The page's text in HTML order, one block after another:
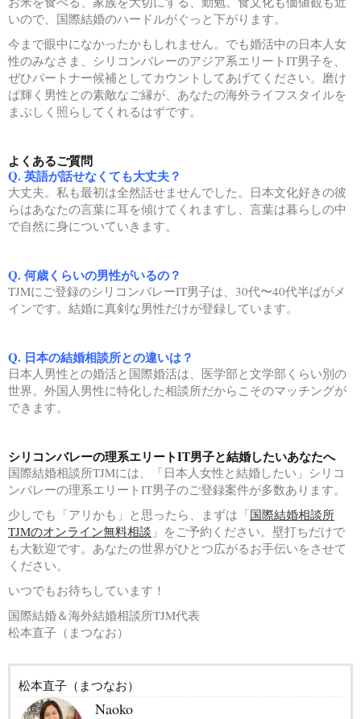
いので、国際結婚のハードルがぐっと下がります。
今まで眼中になかったかもしれません。でも婚活中の日本人女
性のみなさま、シリコンバレーのアジア系エリートIT男子を、
ぜひパートナー候補としてカウントしてあげてください。磨け
ば輝く男性との素敵なご縁が、あなたの海外ライフスタイルを
まぶしく照らしてくれるはずです。
よくあるご質問
Q. 英語が話せなくても大丈夫？
大丈夫。私も最初は全然話せませんでした。日本文化好きの彼
らはあなたの言葉に耳を傾けてくれますし、言葉は暮らしの中
で自然に身についていきます。
Q. 何歳くらいの男性がいるの？
TJMにご登録のシリコンバレーIT男子は、30代〜40代半ばがメ
インです。結婚に真剣な男性だけが登録しています。
Q. 日本の結婚相談所との違いは？
日本人男性との婚活と国際婚活は、医学部と文学部くらい別の
世界。外国人男性に特化した相談所だからこそのマッチングが
できます。
シリコンバレーの理系エリートIT男子と結婚したいあなたへ
国際結婚相談所TJMには、「日本人女性と結婚したい」シリコ
ンバレーの理系エリートIT男子のご登録案件が多数あります。
少しでも「アリかも」と思ったら、まずは「国際結婚相談所
TJMのオンライン無料相談 」をご予約ください。壁打ちだけで
も大歓迎です。あなたの世界がひとつ広がるお手伝いをさせて
ください。
いつでもお待ちしています！
国際結婚＆海外結婚相談所TJM代表
松本直子（まつなお）
松本直子（まつなお）
Naoko